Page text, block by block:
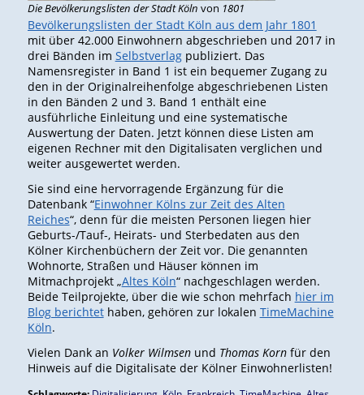
Die Bevölkerungslisten der Stadt Köln von 1801
Bevölkerungslisten der Stadt Köln aus dem Jahr 1801
mit über 42.000 Einwohnern abgeschrieben und 2017 in
drei Bänden im Selbstverlagpubliziert. Das
Namensregister in Band 1 ist ein bequemer Zugang zu
den in der Originalreihenfolge abgeschriebenen Listen
in den Bänden 2 und 3. Band 1 enthält eine
ausführliche Einleitung und eine systematische
Auswertung der Daten. Jetzt können diese Listen am
eigenen Rechner mit den Digitalisaten verglichen und
weiter ausgewertet werden.
Sie sind eine hervorragende Ergänzung für die
Datenbank “Einwohner Kölns zur Zeit des Alten
Reiches“, denn für die meisten Personen liegen hier
Geburts-/Tauf-, Heirats- und Sterbedaten aus den
Kölner Kirchenbüchern der Zeit vor. Die genannten
Wohnorte, Straßen und Häuser können im
Mitmachprojekt „Altes Köln“ nachgeschlagen werden.
Beide Teilprojekte, über die wie schon mehrfach hier im
Blog berichtethaben, gehören zur lokalen TimeMachine
Köln.
Vielen Dank an Volker Wilmsenund Thomas Kornfür den
Hinweis auf die Digitalisate der Kölner Einwohnerlisten!